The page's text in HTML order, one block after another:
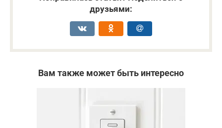
друзьями:
Вам также может быть интересно